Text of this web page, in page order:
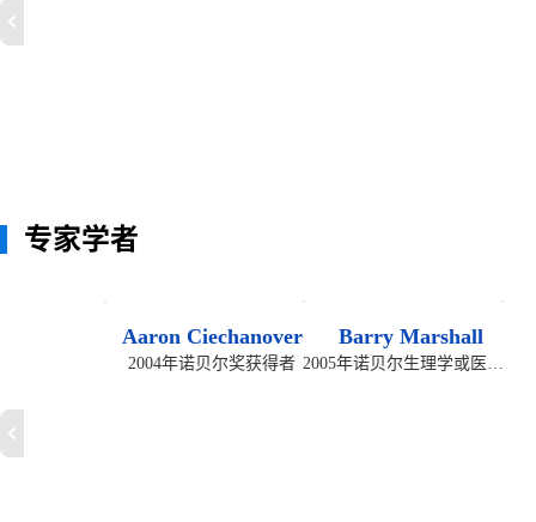
专家学者
Aaron Ciechanover
2004年诺贝尔奖获得者
Barry Marshall
2005年诺贝尔生理学或医学奖获得者